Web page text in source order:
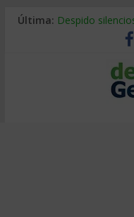
Última: Despido
La economía
Los 8 pasos de
Gestión de
IA y